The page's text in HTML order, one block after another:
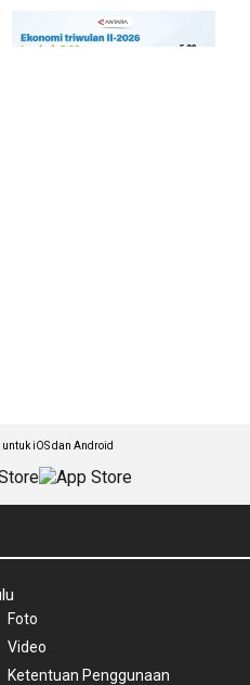
iOS dan Android
Foto
Video
Ketentuan Penggunaan